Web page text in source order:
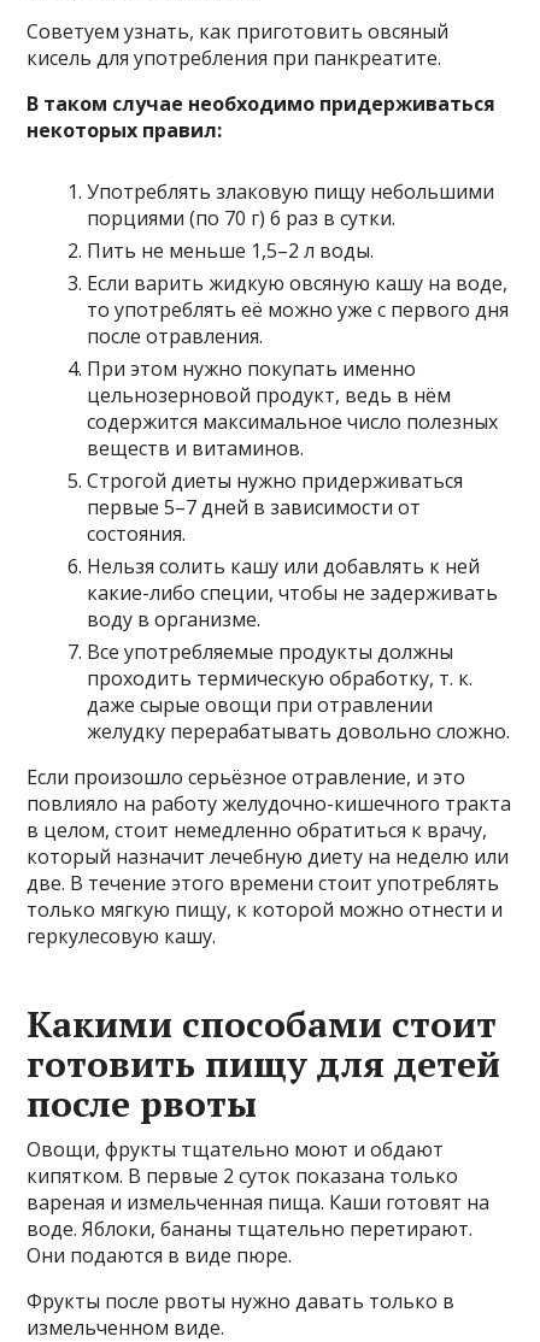
Советуем узнать, как приготовить овсяный
кисель для употребления при панкреатите.
В таком случае необходимо придерживаться
некоторых правил:
Употреблять злаковую пищу небольшими
порциями (по 70 г) 6 раз в сутки.
Пить не меньше 1,5–2 л воды.
Если варить жидкую овсяную кашу на воде,
то употреблять её можно уже с первого дня
после отравления.
При этом нужно покупать именно
цельнозерновой продукт, ведь в нём
содержится максимальное число полезных
веществ и витаминов.
Строгой диеты нужно придерживаться
первые 5–7 дней в зависимости от
состояния.
Нельзя солить кашу или добавлять к ней
какие-либо специи, чтобы не задерживать
воду в организме.
Все употребляемые продукты должны
проходить термическую обработку, т. к.
даже сырые овощи при отравлении
желудку перерабатывать довольно сложно.
Если произошло серьёзное отравление, и это
повлияло на работу желудочно-кишечного тракта
в целом, стоит немедленно обратиться к врачу,
который назначит лечебную диету на неделю или
две. В течение этого времени стоит употреблять
только мягкую пищу, к которой можно отнести и
геркулесовую кашу.
Какими способами стоит
готовить пищу для детей
после рвоты
Овощи, фрукты тщательно моют и обдают
кипятком. В первые 2 суток показана только
вареная и измельченная пища. Каши готовят на
воде. Яблоки, бананы тщательно перетирают.
Они подаются в виде пюре.
Фрукты после рвоты нужно давать только в
измельченном виде.